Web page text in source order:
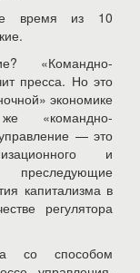
время из 10
«Командно-
пресса. Но это
экономике
«командно-
— это
и
капитализма в
регулятора
со способом